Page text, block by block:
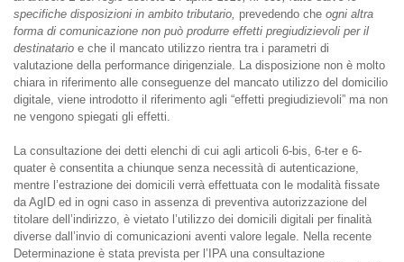
specifiche disposizioni in ambito tributario, prevedendo che ogni altra
forma di comunicazione non può produrre effetti pregiudizievoli per il
destinatario e che il mancato utilizzo rientra tra i parametri di
valutazione della performance dirigenziale. La disposizione non è molto
chiara in riferimento alle conseguenze del mancato utilizzo del domicilio
digitale, viene introdotto il riferimento agli “effetti pregiudizievoli” ma non
ne vengono spiegati gli effetti.
La consultazione dei detti elenchi di cui agli articoli 6-bis, 6-ter e 6-
quater è consentita a chiunque senza necessità di autenticazione,
mentre l’estrazione dei domicili verrà effettuata con le modalità fissate
da AgID ed in ogni caso in assenza di preventiva autorizzazione del
titolare dell’indirizzo, è vietato l’utilizzo dei domicili digitali per finalità
diverse dall’invio di comunicazioni aventi valore legale. Nella recente
Determinazione è stata prevista per l’IPA una consultazione